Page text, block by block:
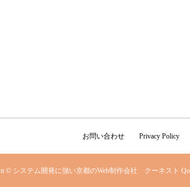
お問い合わせ Privacy Policy
© システム開発に強い京都のWeb制作会社 クーネスト